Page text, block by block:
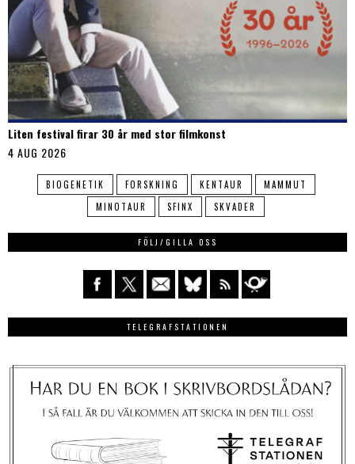
Liten festival firar 30 år med stor filmkonst
4 AUG 2026
BIOGENETIK FORSKNING KENTAUR
MAMMUT
MINOTAUR
SFINX SKVADER
FÖLJ/GILLA OSS
TELEGRAFSTATIONEN